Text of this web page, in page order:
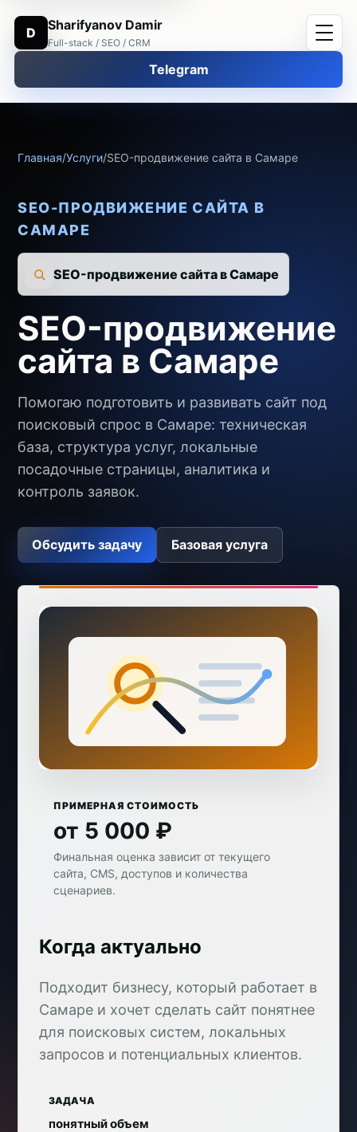
D Sharifyanov Damir
Full-stack / SEO / CRM
Telegram
Главная/Услуги/SEO-продвижение сайта в Самаре
SEO-ПРОДВИЖЕНИЕ САЙТА В
САМАРЕ
SEO-продвижение сайта в Самаре
SEO-продвижение
сайта в Самаре
Помогаю подготовить и развивать сайт под
поисковый спрос в Самаре: техническая
база, структура услуг, локальные
посадочные страницы, аналитика и
контроль заявок.
Обсудить задачу Базовая услуга
ПРИМЕРНАЯ СТОИМОСТЬ
от 5 000 ₽
Финальная оценка зависит от текущего
сайта, CMS, доступов и количества
сценариев.
Когда актуально
Подходит бизнесу, который работает в
Самаре и хочет сделать сайт понятнее
для поисковых систем, локальных
запросов и потенциальных клиентов.
ЗАДАЧА
понятный объем